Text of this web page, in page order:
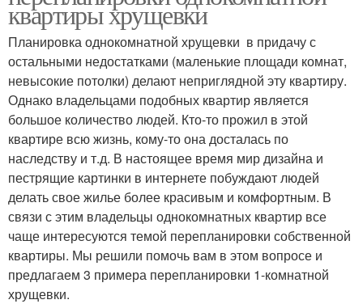
квартиры хрущевки
Планировка однокомнатной хрущевки в придачу с
остальными недостатками (маленькие площади комнат,
невысокие потолки) делают неприглядной эту квартиру.
Однако владельцами подобных квартир является
большое количество людей. Кто-то прожил в этой
квартире всю жизнь, кому-то она досталась по
наследству и т.д. В настоящее время мир дизайна и
пестрящие картинки в интернете побуждают людей
делать свое жилье более красивым и комфортным. В
связи с этим владельцы однокомнатных квартир все
чаще интересуются темой перепланировки собственной
квартиры. Мы решили помочь вам в этом вопросе и
предлагаем 3 примера перепланировки 1-комнатной
хрущевки.